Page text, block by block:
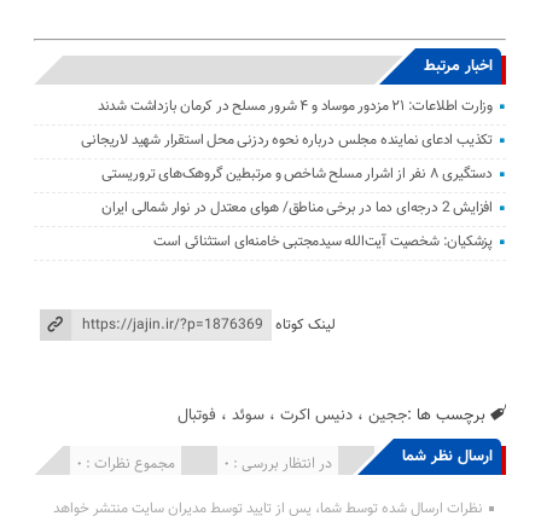
اخبار مرتبط
وزارت اطلاعات: ۲۱ مزدور موساد و ۴ شرور مسلح در کرمان بازداشت شدند
تکذیب ادعای نماینده مجلس درباره نحوه ردزنی محل استقرار شهید لاریجانی
دستگیری ۸ نفر از اشرار مسلح شاخص و مرتبطین گروهک‌های تروریستی
افزایش 2 درجه‌ای دما در برخی مناطق/ هوای معتدل در نوار شمالی ایران
پزشکیان: شخصیت آیت‌الله سیدمجتبی خامنه‌ای استثنائی است
لینک کوتاه
برچسب ها :ججین ،دنیس اکرت ،سوئد ، فوتبال
ارسال نظر شما مجموع نظرات : 0 در انتظار بررسی : 0 انتشار یافته : 0
نظرات ارسال شده توسط شما، پس از تایید توسط مدیران سایت منتشر خواهد